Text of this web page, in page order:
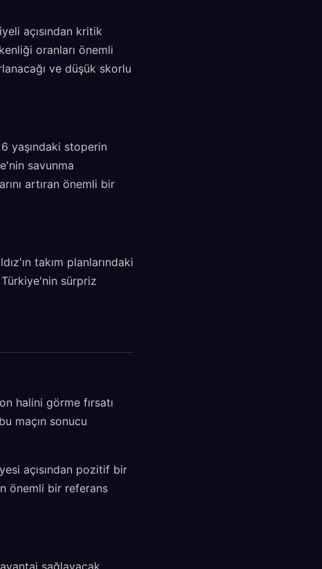
açısından kritik
oranları önemli
ve düşük skorlu
yaşındaki stoperin
savunma
artıran önemli bir
takım planlarındaki
sürpriz
halini görme fırsatı
maçın sonucu
açısından pozitif bir
önemli bir referans
sağlayacak.